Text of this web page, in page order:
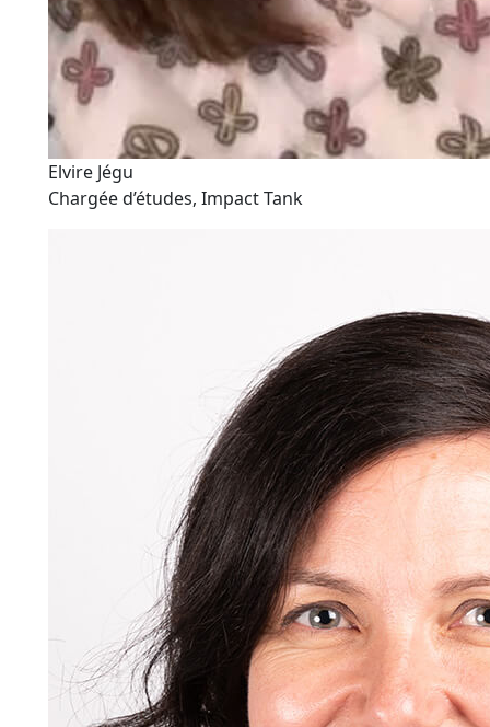
Elvire Jégu
Chargée d’études, Impact Tank